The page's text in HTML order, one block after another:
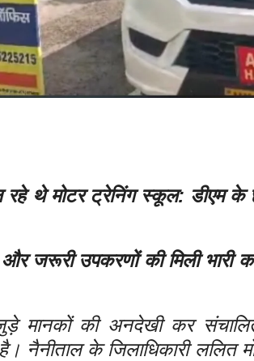
रहे थे मोटर ट्रेनिंग स्कूल: डीएम
और जरूरी उपकरणों की मिली भारी
मानकों की अनदेखी कर
नैनीताल के जिलाधिकारी ललित